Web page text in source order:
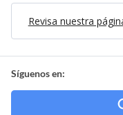
Revisa nuestra
Síguenos en: